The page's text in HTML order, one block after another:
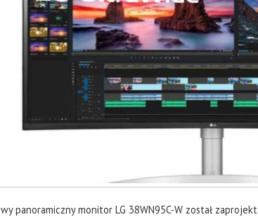
panoramiczny monitor LG 38WN95C-W został